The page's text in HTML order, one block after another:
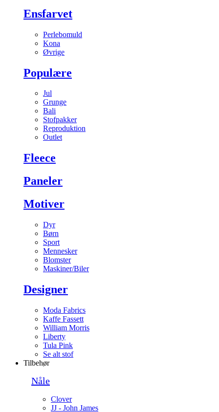
Ensfarvet
Perlebomuld
Kona
Øvrige
Populære
Jul
Grunge
Bali
Stofpakker
Reproduktion
Outlet
Fleece
Paneler
Motiver
Dyr
Børn
Sport
Mennesker
Blomster
Maskiner/Biler
Designer
Moda Fabrics
Kaffe Fassett
William Morris
Liberty
Tula Pink
Se alt stof
Tilbehør
Nåle
Clover
JJ - John James